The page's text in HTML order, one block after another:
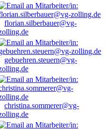
florian.silberbauer@vg-
gebuehren.steuern@vg-
christina.sommerer@vg-